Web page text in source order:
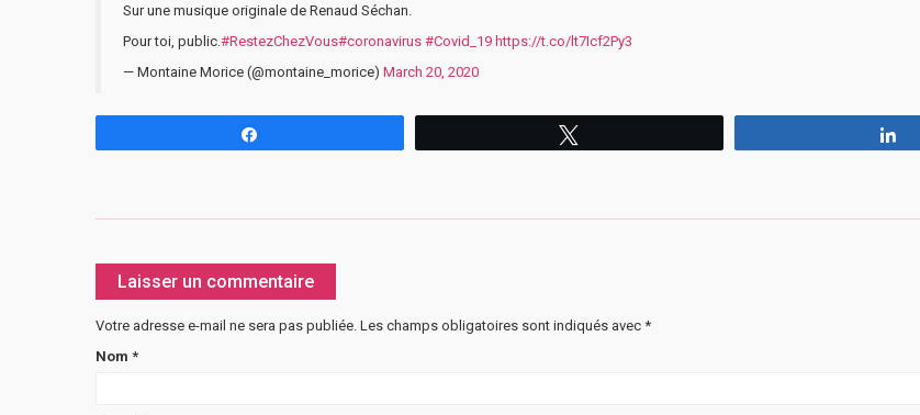
Sur une musique originale de Renaud Séchan.
Pour toi, public. #RestezChezVous#coronavirus #Covid_19 https://t.co/lt7Icf2Py3
— Montaine Morice (@montaine_morice) March 20, 2020
Laisser un commentaire
Votre adresse e-mail ne sera pas publiée. Les champs obligatoires sont indiqués avec *
Nom *